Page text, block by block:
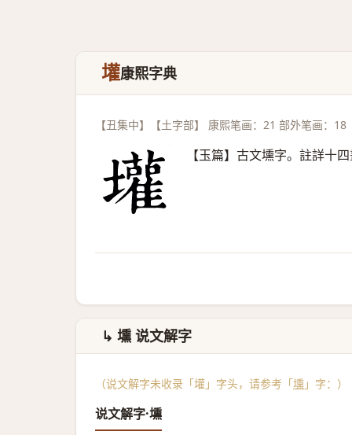
壦康熙字典
【丑集中】【土字部】 康熙笔画：21 部外笔画：18
【玉篇】古文壎字。註詳十
↳ 壎 说文解字
（说文解字未收录「壦」字头，请参考「壎 」字：）
说文解字·壎